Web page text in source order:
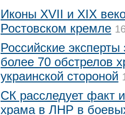
Иконы XVII и XIX
Ростовском кремле
Российские
более 70 обстрелов
украинской стороной
СК расследует факт
храма в ЛНР в